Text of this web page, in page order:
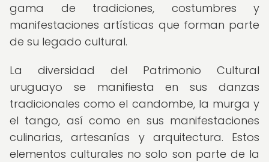
gama de tradiciones, costumbres y
manifestaciones artísticas que forman parte
de su legado cultural.
La diversidad del Patrimonio Cultural
uruguayo se manifiesta en sus danzas
tradicionales como el candombe, la murga y
el tango, así como en sus manifestaciones
culinarias, artesanías y arquitectura. Estos
elementos culturales no solo son parte de la